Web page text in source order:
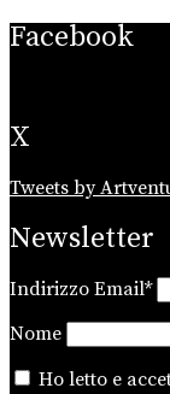
Facebook
X
Tweets by
Newsletter
Indirizzo Email*
Nome
Ho letto e